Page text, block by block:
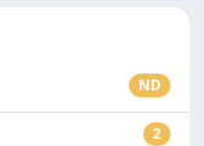
ND
2